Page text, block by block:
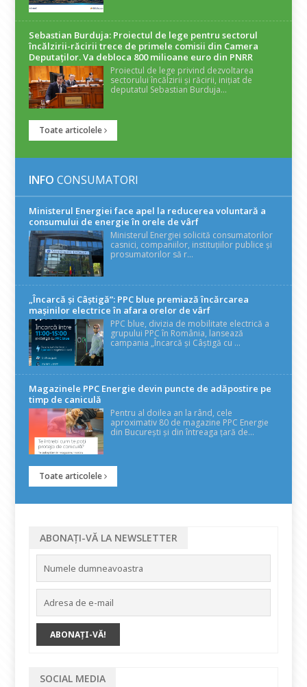
Sebastian Burduja: Proiectul de lege pentru sectorul
încălzirii-răcirii trece de primele comisii din Camera
Deputaților. Va debloca 800 milioane euro din PNRR
Proiectul de lege privind dezvoltarea
sectorului încălzirii și răcirii, inițiat de
deputatul Sebastian Burduja...
Toate articolele
INFO CONSUMATORI
Ministerul Energiei face apel la reducerea voluntară a
consumului de energie în orele de vârf
Ministerul Energiei solicită consumatorilor
casnici, companiilor, instituțiilor publice și
prosumatorilor să r...
„Încarcă și Câștigă”: PPC blue premiază încărcarea
mașinilor electrice în afara orelor de vârf
PPC blue, divizia de mobilitate electrică a
grupului PPC în România, lansează
campania „Încarcă și Câștigă cu ...
Magazinele PPC Energie devin puncte de adăpostire pe
timp de caniculă
Pentru al doilea an la rând, cele
aproximativ 80 de magazine PPC Energie
din București și din întreaga țară de...
Toate articolele
ABONAȚI-VĂ LA NEWSLETTER
SOCIAL MEDIA